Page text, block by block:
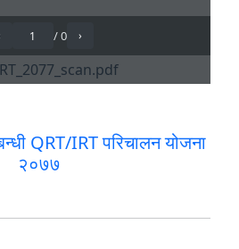
QRT/IRT परिचालन योजना
२०७७